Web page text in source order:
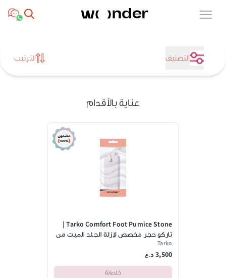
Open menu
التصنيف الترتيب
عناية بالأقدام
Tarko Comfort Foot Pumice Stone |
تاركو حجر مخصص لإزلة الجلد الميت من
القدمين
Tarko
3,500 د.ع
خلصانة